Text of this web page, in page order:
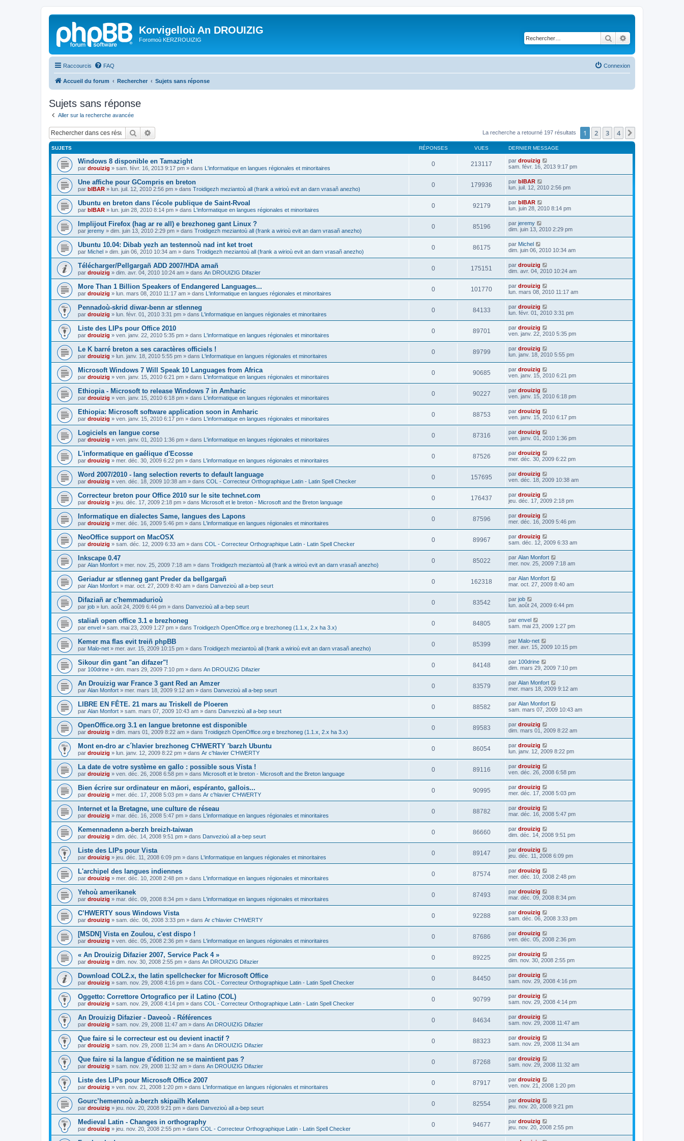
Korvigelloù An DROUIZIG
Foromoù KERZROUIZIG Rechercher
Raccourcis FAQ Connexion
Accueil du forum Rechercher Sujets sans réponse
Sujets sans réponse
Aller sur la recherche avancée
Rechercher La recherche a retourné 197 résultats 1 2 3 4
SUJETS RÉPONSES VUES DERNIER MESSAGE
Windows 8 disponible en Tamazight
par drouizig » sam. févr. 16, 2013 9:17 pm » dans L'informatique en langues régionales et minoritaires
0 213117 par drouizig
sam. févr. 16, 2013 9:17 pm
Une affiche pour GCompris en breton
par bIBAR » lun. juil. 12, 2010 2:56 pm » dans Troidigezh meziantoù all (frank a wirioù evit an darn vrasañ anezho)
0 179936 par bIBAR
lun. juil. 12, 2010 2:56 pm
Ubuntu en breton dans l'école publique de Saint-Rvoal
par bIBAR » lun. juin 28, 2010 8:14 pm » dans L'informatique en langues régionales et minoritaires
0 92179 par bIBAR
lun. juin 28, 2010 8:14 pm
Implijout Firefox (hag ar re all) e brezhoneg gant Linux ?
par jeremy » dim. juin 13, 2010 2:29 pm » dans Troidigezh meziantoù all (frank a wirioù evit an darn vrasañ anezho)
0 85196 par jeremy
dim. juin 13, 2010 2:29 pm
Ubuntu 10.04: Dibab yezh an testennoù nad int ket troet
par Michel » dim. juin 06, 2010 10:34 am » dans Troidigezh meziantoù all (frank a wirioù evit an darn vrasañ anezho)
0 86175 par Michel
dim. juin 06, 2010 10:34 am
Télécharger/Pellgargañ ADD 2007/HDA amañ
par drouizig » dim. avr. 04, 2010 10:24 am » dans An DROUIZIG Difazier
0 175151 par drouizig
dim. avr. 04, 2010 10:24 am
More Than 1 Billion Speakers of Endangered Languages...
par drouizig » lun. mars 08, 2010 11:17 am » dans L'informatique en langues régionales et minoritaires
0 101770 par drouizig
lun. mars 08, 2010 11:17 am
Pennadoù-skrid diwar-benn ar stlenneg
par drouizig » lun. févr. 01, 2010 3:31 pm » dans L'informatique en langues régionales et minoritaires
0 84133 par drouizig
lun. févr. 01, 2010 3:31 pm
Liste des LIPs pour Office 2010
par drouizig » ven. janv. 22, 2010 5:35 pm » dans L'informatique en langues régionales et minoritaires
0 89701 par drouizig
ven. janv. 22, 2010 5:35 pm
Le K barré breton a ses caractères officiels !
par drouizig » lun. janv. 18, 2010 5:55 pm » dans L'informatique en langues régionales et minoritaires
0 89799 par drouizig
lun. janv. 18, 2010 5:55 pm
Microsoft Windows 7 Will Speak 10 Languages from Africa
par drouizig » ven. janv. 15, 2010 6:21 pm » dans L'informatique en langues régionales et minoritaires
0 90685 par drouizig
ven. janv. 15, 2010 6:21 pm
Ethiopia - Microsoft to release Windows 7 in Amharic
par drouizig » ven. janv. 15, 2010 6:18 pm » dans L'informatique en langues régionales et minoritaires
0 90227 par drouizig
ven. janv. 15, 2010 6:18 pm
Ethiopia: Microsoft software application soon in Amharic
par drouizig » ven. janv. 15, 2010 6:17 pm » dans L'informatique en langues régionales et minoritaires
0 88753 par drouizig
ven. janv. 15, 2010 6:17 pm
Logiciels en langue corse
par drouizig » ven. janv. 01, 2010 1:36 pm » dans L'informatique en langues régionales et minoritaires
0 87316 par drouizig
ven. janv. 01, 2010 1:36 pm
L'informatique en gaélique d'Ecosse
par drouizig » mer. déc. 30, 2009 6:22 pm » dans L'informatique en langues régionales et minoritaires
0 87526 par drouizig
mer. déc. 30, 2009 6:22 pm
Word 2007/2010 - lang selection reverts to default language
par drouizig » ven. déc. 18, 2009 10:38 am » dans COL - Correcteur Orthographique Latin - Latin Spell Checker
0 157695 par drouizig
ven. déc. 18, 2009 10:38 am
Correcteur breton pour Office 2010 sur le site technet.com
par drouizig » jeu. déc. 17, 2009 2:18 pm » dans Microsoft et le breton - Microsoft and the Breton language
0 176437 par drouizig
jeu. déc. 17, 2009 2:18 pm
Informatique en dialectes Same, langues des Lapons
par drouizig » mer. déc. 16, 2009 5:46 pm » dans L'informatique en langues régionales et minoritaires
0 87596 par drouizig
mer. déc. 16, 2009 5:46 pm
NeoOffice support on MacOSX
par drouizig » sam. déc. 12, 2009 6:33 am » dans COL - Correcteur Orthographique Latin - Latin Spell Checker
0 89967 par drouizig
sam. déc. 12, 2009 6:33 am
Inkscape 0.47
par Alan Monfort » mer. nov. 25, 2009 7:18 am » dans Troidigezh meziantoù all (frank a wirioù evit an darn vrasañ anezho)
0 85022 par Alan Monfort
mer. nov. 25, 2009 7:18 am
Geriadur ar stlenneg gant Preder da bellgargañ
par Alan Monfort » mar. oct. 27, 2009 8:40 am » dans Danvezioù all a-bep seurt
0 162318 par Alan Monfort
mar. oct. 27, 2009 8:40 am
Difaziañ ar c'hemmadurioù
par job » lun. août 24, 2009 6:44 pm » dans Danvezioù all a-bep seurt
0 83542 par job
lun. août 24, 2009 6:44 pm
staliañ open office 3.1 e brezhoneg
par envel » sam. mai 23, 2009 1:27 pm » dans Troidigezh OpenOffice.org e brezhoneg (1.1.x, 2.x ha 3.x)
0 84805 par envel
sam. mai 23, 2009 1:27 pm
Kemer ma flas evit treiñ phpBB
par Malo-net » mer. avr. 15, 2009 10:15 pm » dans Troidigezh meziantoù all (frank a wirioù evit an darn vrasañ anezho)
0 85399 par Malo-net
mer. avr. 15, 2009 10:15 pm
Sikour din gant "an difazer"!
par 100drine » dim. mars 29, 2009 7:10 pm » dans An DROUIZIG Difazier
0 84148 par 100drine
dim. mars 29, 2009 7:10 pm
An Drouizig war France 3 gant Red an Amzer
par Alan Monfort » mer. mars 18, 2009 9:12 am » dans Danvezioù all a-bep seurt
0 83579 par Alan Monfort
mer. mars 18, 2009 9:12 am
LIBRE EN FÊTE. 21 mars au Triskell de Ploeren
par Alan Monfort » sam. mars 07, 2009 10:43 am » dans Danvezioù all a-bep seurt
0 88582 par Alan Monfort
sam. mars 07, 2009 10:43 am
OpenOffice.org 3.1 en langue bretonne est disponible
par drouizig » dim. mars 01, 2009 8:22 am » dans Troidigezh OpenOffice.org e brezhoneg (1.1.x, 2.x ha 3.x)
0 89583 par drouizig
dim. mars 01, 2009 8:22 am
Mont en-dro ar c´hlavier brezhoneg C'HWERTY 'barzh Ubuntu
par drouizig » lun. janv. 12, 2009 8:22 pm » dans Ar c'hlavier C'HWERTY
0 86054 par drouizig
lun. janv. 12, 2009 8:22 pm
La date de votre système en gallo : possible sous Vista !
par drouizig » ven. déc. 26, 2008 6:58 pm » dans Microsoft et le breton - Microsoft and the Breton language
0 89116 par drouizig
ven. déc. 26, 2008 6:58 pm
Bien écrire sur ordinateur en māori, espéranto, gallois...
par drouizig » mer. déc. 17, 2008 5:03 pm » dans Ar c'hlavier C'HWERTY
0 90995 par drouizig
mer. déc. 17, 2008 5:03 pm
Internet et la Bretagne, une culture de réseau
par drouizig » mar. déc. 16, 2008 5:47 pm » dans L'informatique en langues régionales et minoritaires
0 88782 par drouizig
mar. déc. 16, 2008 5:47 pm
Kemennadenn a-berzh breizh-taiwan
par drouizig » dim. déc. 14, 2008 9:51 pm » dans Danvezioù all a-bep seurt
0 86660 par drouizig
dim. déc. 14, 2008 9:51 pm
Liste des LIPs pour Vista
par drouizig » jeu. déc. 11, 2008 6:09 pm » dans L'informatique en langues régionales et minoritaires
0 89147 par drouizig
jeu. déc. 11, 2008 6:09 pm
L'archipel des langues indiennes
par drouizig » mer. déc. 10, 2008 2:48 pm » dans L'informatique en langues régionales et minoritaires
0 87574 par drouizig
mer. déc. 10, 2008 2:48 pm
Yehoù amerikanek
par drouizig » mar. déc. 09, 2008 8:34 pm » dans L'informatique en langues régionales et minoritaires
0 87493 par drouizig
mar. déc. 09, 2008 8:34 pm
C’HWERTY sous Windows Vista
par drouizig » sam. déc. 06, 2008 3:33 pm » dans Ar c'hlavier C'HWERTY
0 92288 par drouizig
sam. déc. 06, 2008 3:33 pm
[MSDN] Vista en Zoulou, c'est dispo !
par drouizig » ven. déc. 05, 2008 2:36 pm » dans L'informatique en langues régionales et minoritaires
0 87686 par drouizig
ven. déc. 05, 2008 2:36 pm
« An Drouizig Difazier 2007, Service Pack 4 »
par drouizig » dim. nov. 30, 2008 2:55 pm » dans An DROUIZIG Difazier
0 89225 par drouizig
dim. nov. 30, 2008 2:55 pm
Download COL2.x, the latin spellchecker for Microsoft Office
par drouizig » sam. nov. 29, 2008 4:16 pm » dans COL - Correcteur Orthographique Latin - Latin Spell Checker
0 84450 par drouizig
sam. nov. 29, 2008 4:16 pm
Oggetto: Correttore Ortografico per il Latino (COL)
par drouizig » sam. nov. 29, 2008 4:14 pm » dans COL - Correcteur Orthographique Latin - Latin Spell Checker
0 90799 par drouizig
sam. nov. 29, 2008 4:14 pm
An Drouizig Difazier - Daveoù - Références
par drouizig » sam. nov. 29, 2008 11:47 am » dans An DROUIZIG Difazier
0 84634 par drouizig
sam. nov. 29, 2008 11:47 am
Que faire si le correcteur est ou devient inactif ?
par drouizig » sam. nov. 29, 2008 11:34 am » dans An DROUIZIG Difazier
0 88323 par drouizig
sam. nov. 29, 2008 11:34 am
Que faire si la langue d'édition ne se maintient pas ?
par drouizig » sam. nov. 29, 2008 11:32 am » dans An DROUIZIG Difazier
0 87268 par drouizig
sam. nov. 29, 2008 11:32 am
Liste des LIPs pour Microsoft Office 2007
par drouizig » ven. nov. 21, 2008 1:20 pm » dans L'informatique en langues régionales et minoritaires
0 87917 par drouizig
ven. nov. 21, 2008 1:20 pm
Gourc’hemennoù a-berzh skipailh Kelenn
par drouizig » jeu. nov. 20, 2008 9:21 pm » dans Danvezioù all a-bep seurt
0 82554 par drouizig
jeu. nov. 20, 2008 9:21 pm
Medieval Latin - Changes in orthography
par drouizig » jeu. nov. 20, 2008 2:55 pm » dans COL - Correcteur Orthographique Latin - Latin Spell Checker
0 94677 par drouizig
jeu. nov. 20, 2008 2:55 pm